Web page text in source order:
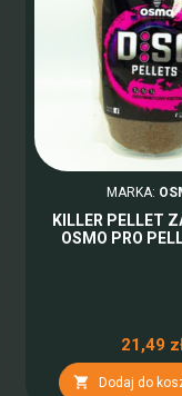
MARKA:
KILLER PELLET
OSMO PRO
21,49
 Dodaj do